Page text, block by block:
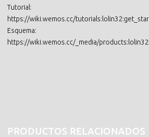
Tutorial:
https://wiki.wemos.cc/
Esquema:
https://wiki.wemos.cc/_media/
PRODUCTOS RELACIONADOS